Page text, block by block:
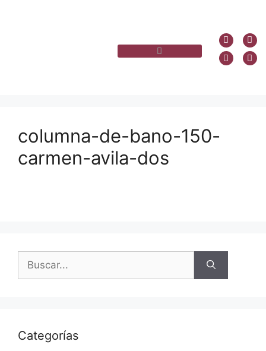
columna-de-bano-150-
carmen-avila-dos
Categorías